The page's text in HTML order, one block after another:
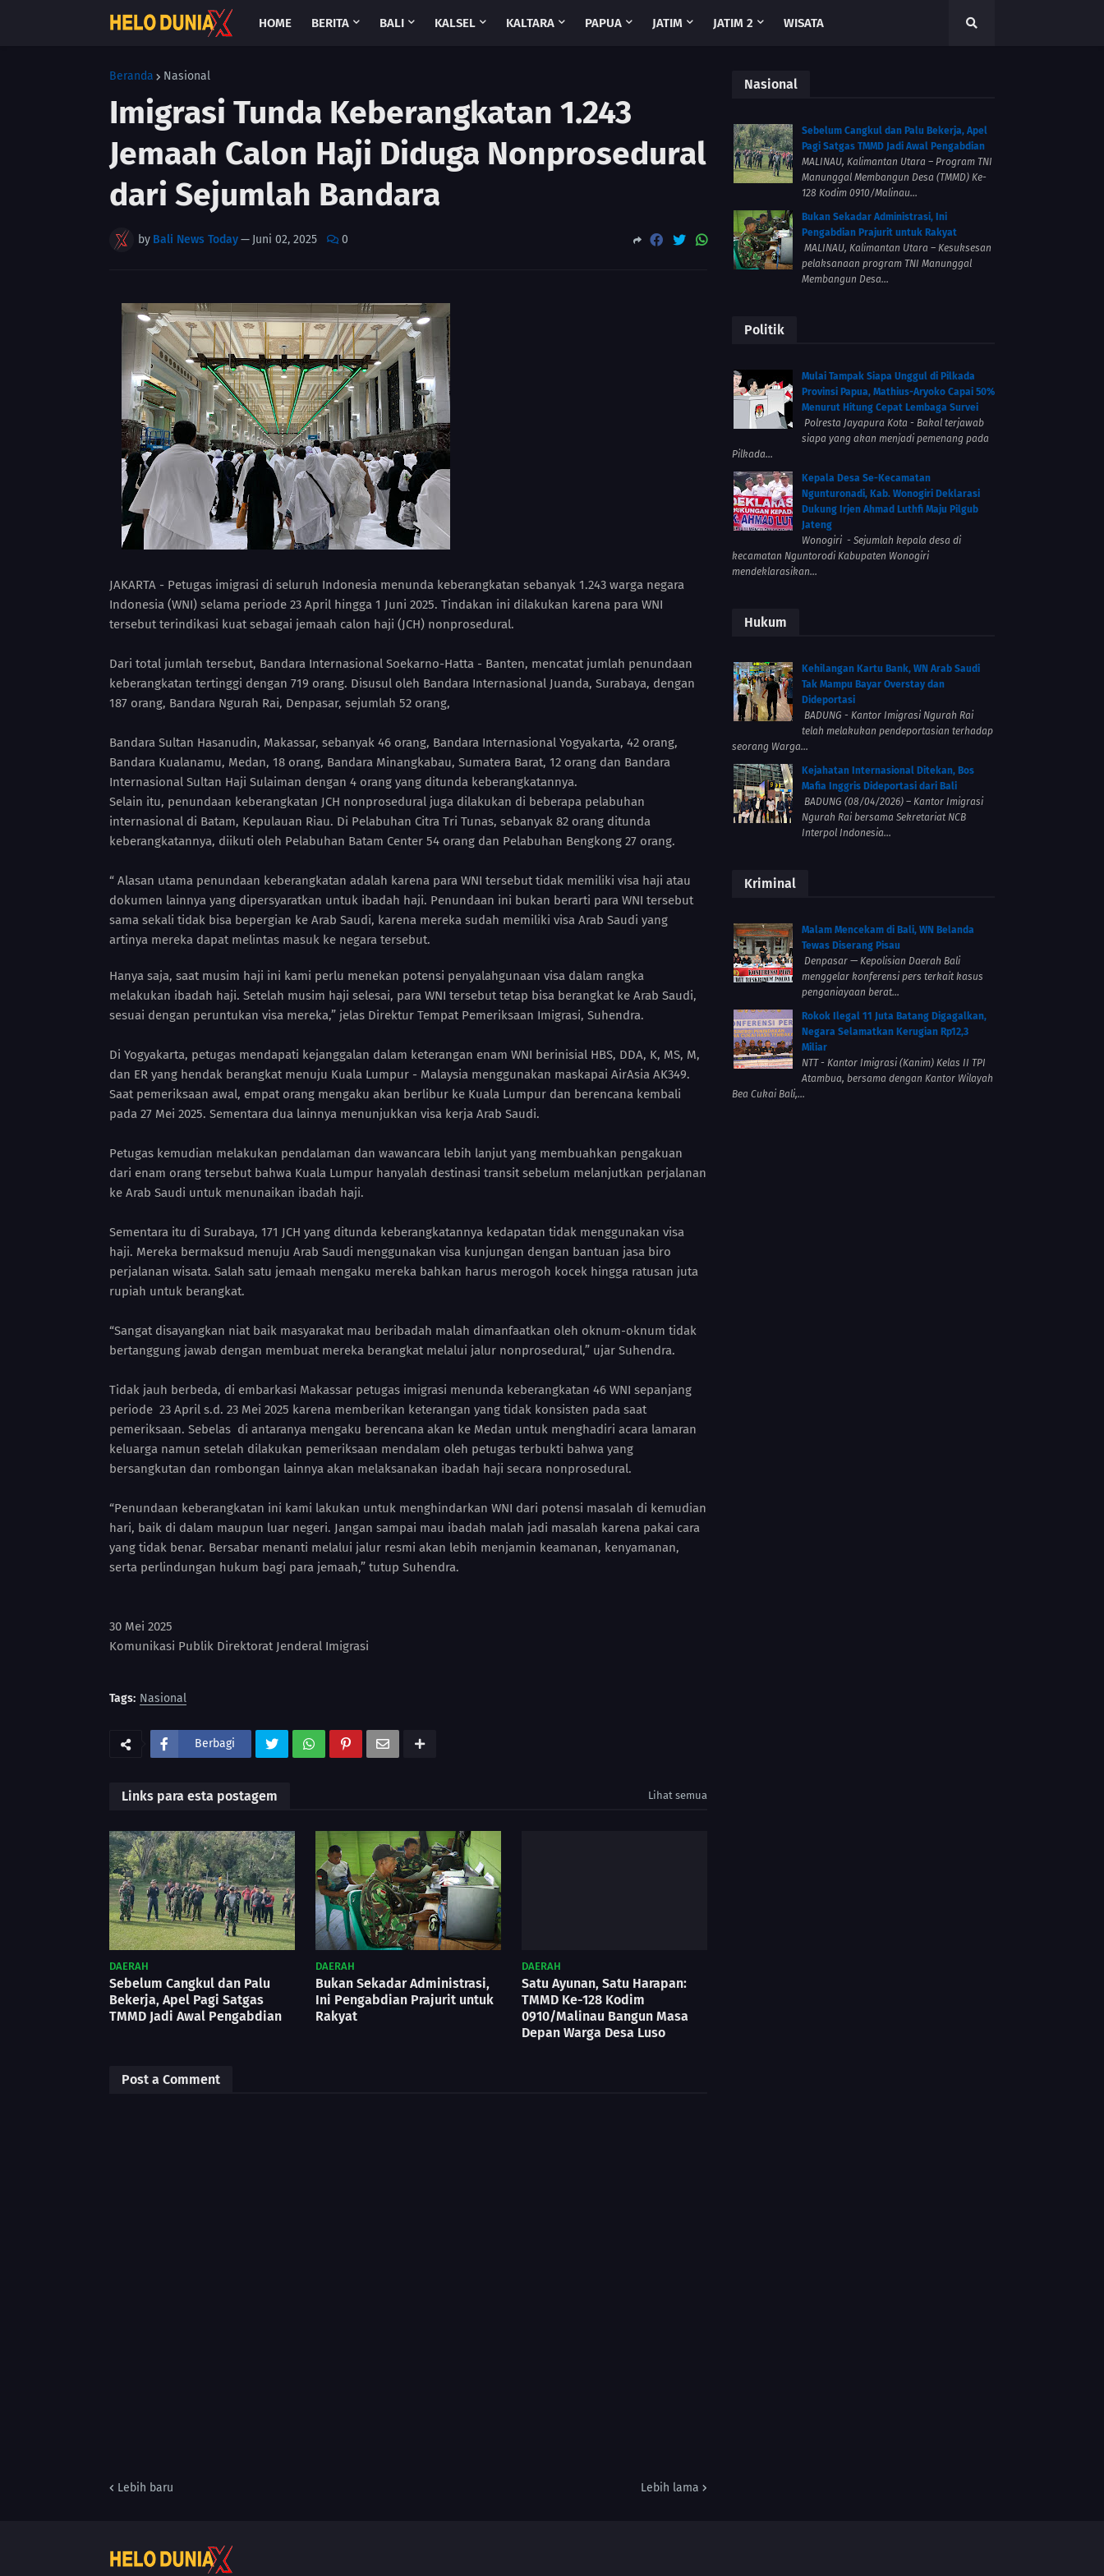
HOME BERITA BALI KALSEL KALTARA PAPUA JATIM JATIM 2 WISATA
Beranda Nasional
Imigrasi Tunda Keberangkatan 1.243
Jemaah Calon Haji Diduga Nonprosedural
dari Sejumlah Bandara
by Bali News Today— Juni 02, 2025 0
JAKARTA - Petugas imigrasi di seluruh Indonesia menunda keberangkatan sebanyak 1.243 warga negara
Indonesia (WNI) selama periode 23 April hingga 1 Juni 2025. Tindakan ini dilakukan karena para WNI
tersebut terindikasi kuat sebagai jemaah calon haji (JCH) nonprosedural.
Dari total jumlah tersebut, Bandara Internasional Soekarno-Hatta - Banten, mencatat jumlah penundaan
keberangkatan tertinggi dengan 719 orang. Disusul oleh Bandara Internasional Juanda, Surabaya, dengan
187 orang, Bandara Ngurah Rai, Denpasar, sejumlah 52 orang,
Bandara Sultan Hasanudin, Makassar, sebanyak 46 orang, Bandara Internasional Yogyakarta, 42 orang,
Bandara Kualanamu, Medan, 18 orang, Bandara Minangkabau, Sumatera Barat, 12 orang dan Bandara
Internasional Sultan Haji Sulaiman dengan 4 orang yang ditunda keberangkatannya.
Selain itu, penundaan keberangkatan JCH nonprosedural juga dilakukan di beberapa pelabuhan
internasional di Batam, Kepulauan Riau. Di Pelabuhan Citra Tri Tunas, sebanyak 82 orang ditunda
keberangkatannya, diikuti oleh Pelabuhan Batam Center 54 orang dan Pelabuhan Bengkong 27 orang.
“ Alasan utama penundaan keberangkatan adalah karena para WNI tersebut tidak memiliki visa haji atau
dokumen lainnya yang dipersyaratkan untuk ibadah haji. Penundaan ini bukan berarti para WNI tersebut
sama sekali tidak bisa bepergian ke Arab Saudi, karena mereka sudah memiliki visa Arab Saudi yang
artinya mereka dapat melintas masuk ke negara tersebut.
Hanya saja, saat musim haji ini kami perlu menekan potensi penyalahgunaan visa dalam rangka
melakukan ibadah haji. Setelah musim haji selesai, para WNI tersebut tetap bisa berangkat ke Arab Saudi,
sesuai dengan peruntukan visa mereka,” jelas Direktur Tempat Pemeriksaan Imigrasi, Suhendra.
Di Yogyakarta, petugas mendapati kejanggalan dalam keterangan enam WNI berinisial HBS, DDA, K, MS, M,
dan ER yang hendak berangkat menuju Kuala Lumpur - Malaysia menggunakan maskapai AirAsia AK349.
Saat pemeriksaan awal, empat orang mengaku akan berlibur ke Kuala Lumpur dan berencana kembali
pada 27 Mei 2025. Sementara dua lainnya menunjukkan visa kerja Arab Saudi.
Petugas kemudian melakukan pendalaman dan wawancara lebih lanjut yang membuahkan pengakuan
dari enam orang tersebut bahwa Kuala Lumpur hanyalah destinasi transit sebelum melanjutkan perjalanan
ke Arab Saudi untuk menunaikan ibadah haji.
Sementara itu di Surabaya, 171 JCH yang ditunda keberangkatannya kedapatan tidak menggunakan visa
haji. Mereka bermaksud menuju Arab Saudi menggunakan visa kunjungan dengan bantuan jasa biro
perjalanan wisata. Salah satu jemaah mengaku mereka bahkan harus merogoh kocek hingga ratusan juta
rupiah untuk berangkat.
“Sangat disayangkan niat baik masyarakat mau beribadah malah dimanfaatkan oleh oknum-oknum tidak
bertanggung jawab dengan membuat mereka berangkat melalui jalur nonprosedural,” ujar Suhendra.
Tidak jauh berbeda, di embarkasi Makassar petugas imigrasi menunda keberangkatan 46 WNI sepanjang
periode 23 April s.d. 23 Mei 2025 karena memberikan keterangan yang tidak konsisten pada saat
pemeriksaan. Sebelas di antaranya mengaku berencana akan ke Medan untuk menghadiri acara lamaran
keluarga namun setelah dilakukan pemeriksaan mendalam oleh petugas terbukti bahwa yang
bersangkutan dan rombongan lainnya akan melaksanakan ibadah haji secara nonprosedural.
“Penundaan keberangkatan ini kami lakukan untuk menghindarkan WNI dari potensi masalah di kemudian
hari, baik di dalam maupun luar negeri. Jangan sampai mau ibadah malah jadi masalah karena pakai cara
yang tidak benar. Bersabar menanti melalui jalur resmi akan lebih menjamin keamanan, kenyamanan,
serta perlindungan hukum bagi para jemaah,” tutup Suhendra.
30 Mei 2025
Komunikasi Publik Direktorat Jenderal Imigrasi
Tags: Nasional
Berbagi
Links para esta postagem Lihat semua
DAERAH
Sebelum Cangkul dan Palu
Bekerja, Apel Pagi Satgas
TMMD Jadi Awal Pengabdian
DAERAH
Bukan Sekadar Administrasi,
Ini Pengabdian Prajurit untuk
Rakyat
DAERAH
Satu Ayunan, Satu Harapan:
TMMD Ke-128 Kodim
0910/Malinau Bangun Masa
Depan Warga Desa Luso
Post a Comment
Lebih baru Lebih lama
Nasional
Sebelum Cangkul dan Palu Bekerja, Apel
Pagi Satgas TMMD Jadi Awal Pengabdian
MALINAU, Kalimantan Utara – Program TNI
Manunggal Membangun Desa (TMMD) Ke-
128 Kodim 0910/Malinau...
Bukan Sekadar Administrasi, Ini
Pengabdian Prajurit untuk Rakyat
MALINAU, Kalimantan Utara – Kesuksesan
pelaksanaan program TNI Manunggal
Membangun Desa...
Politik
Mulai Tampak Siapa Unggul di Pilkada
Provinsi Papua, Mathius-Aryoko Capai 50%
Menurut Hitung Cepat Lembaga Survei
Polresta Jayapura Kota - Bakal terjawab
siapa yang akan menjadi pemenang pada
Pilkada...
Kepala Desa Se-Kecamatan
Ngunturonadi, Kab. Wonogiri Deklarasi
Dukung Irjen Ahmad Luthfi Maju Pilgub
Jateng
Wonogiri - Sejumlah kepala desa di
kecamatan Nguntorodi Kabupaten Wonogiri
mendeklarasikan...
Hukum
Kehilangan Kartu Bank, WN Arab Saudi
Tak Mampu Bayar Overstay dan
Dideportasi
BADUNG - Kantor Imigrasi Ngurah Rai
telah melakukan pendeportasian terhadap
seorang Warga...
Kejahatan Internasional Ditekan, Bos
Mafia Inggris Dideportasi dari Bali
BADUNG (08/04/2026) – Kantor Imigrasi
Ngurah Rai bersama Sekretariat NCB
Interpol Indonesia...
Kriminal
Malam Mencekam di Bali, WN Belanda
Tewas Diserang Pisau
Denpasar — Kepolisian Daerah Bali
menggelar konferensi pers terkait kasus
penganiayaan berat...
Rokok Ilegal 11 Juta Batang Digagalkan,
Negara Selamatkan Kerugian Rp12,3
Miliar
NTT - Kantor Imigrasi (Kanim) Kelas II TPI
Atambua, bersama dengan Kantor Wilayah
Bea Cukai Bali,...